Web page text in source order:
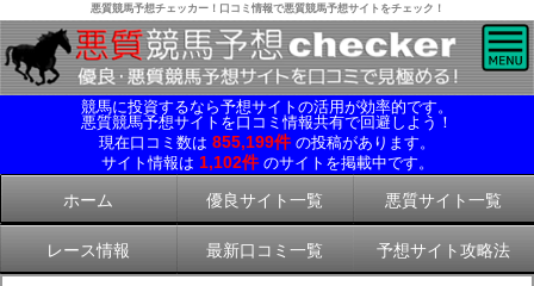
悪質競馬予想チェッカー！口コミ情報で悪質競馬予想サイトをチェック！
競馬に投資するなら予想サイトの活用が効率的です。
悪質競馬予想サイトを口コミ情報共有で回避しよう！
現在口コミ数は 855,199件 の投稿があります。
サイト情報は 1,102件 のサイトを掲載中です。
ホーム 優良サイト一覧 悪質サイト一覧
レース情報 最新口コミ一覧 予想サイト攻略法